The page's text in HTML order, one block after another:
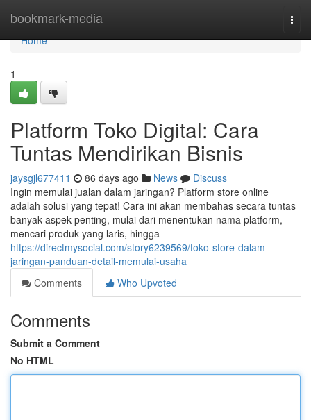
bookmark-media
Home
Home
1
Platform Toko Digital: Cara
Tuntas Mendirikan Bisnis
jaysgjl677411 86 days ago News
Discuss
Ingin memulai jualan dalam jaringan? Platform store online
adalah solusi yang tepat! Cara ini akan membahas secara tuntas
banyak aspek penting, mulai dari menentukan nama platform,
mencari produk yang laris, hingga
https://directmysocial.com/story6239569/toko-store-dalam-
jaringan-panduan-detail-memulai-usaha
Comments
Who Upvoted
Comments
Submit a Comment
No HTML